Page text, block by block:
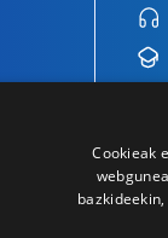
Cookieak